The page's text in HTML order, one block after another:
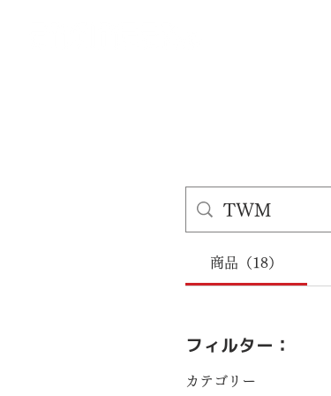
商品（18）
フィルター：
カテゴリー